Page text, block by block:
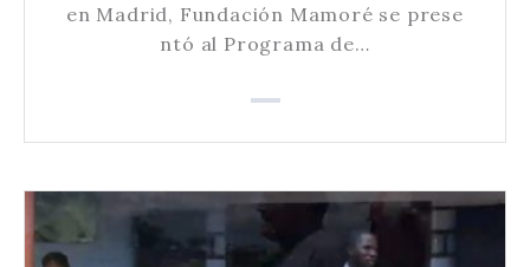
en Madrid, Fundación Mamoré se prese
ntó al Programa de…